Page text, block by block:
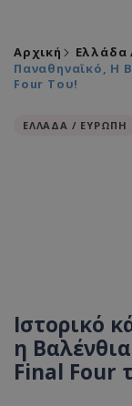
Αρχική Ελλάδα
Παναθηναϊκό, Η
Four Του!
ΕΛΛΑΔΑ / ΕΥΡΩΠΗ
Ιστορικό
η
Final Four